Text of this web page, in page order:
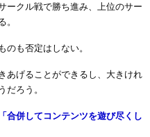
ークル戦で勝ち進み、上位のサー
。
のも否定はしない。
あげることができるし、大きけれ
だろう。
「合併してコンテンツを遊び尽くし